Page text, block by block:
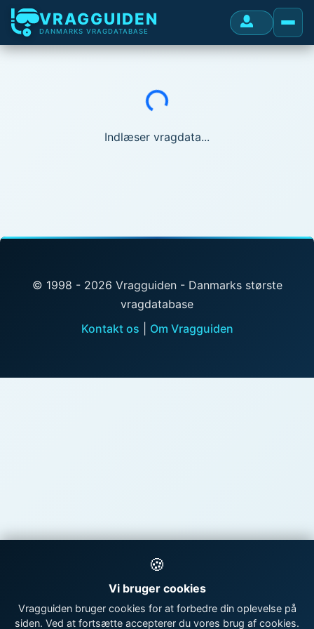
VRAGGUIDEN
DANMARKS VRAGDATABASE
Indlæser...
Indlæser vragdata...
© 1998 - 2026 Vragguiden - Danmarks største
vragdatabase
Kontakt os
Om Vragguiden
🍪
Vi bruger cookies
Vragguiden bruger cookies for at forbedre din oplevelse på
siden. Ved at fortsætte accepterer du vores brug af cookies.